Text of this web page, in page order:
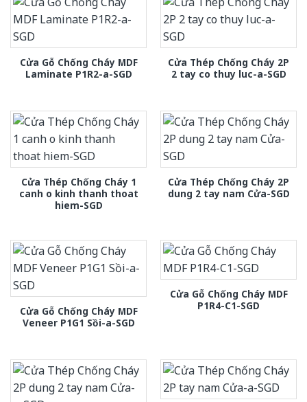
Cửa Gỗ Chống Cháy MDF
Laminate P1R2-a-SGD
Cửa Thép Chống Cháy 2P
2 tay co thuy luc-a-SGD
Cửa Thép Chống Cháy 1
canh o kinh thanh thoat
hiem-SGD
Cửa Thép Chống Cháy 2P
dung 2 tay nam Cửa-SGD
Cửa Gỗ Chống Cháy MDF
Veneer P1G1 Sồi-a-SGD
Cửa Gỗ Chống Cháy MDF
P1R4-C1-SGD